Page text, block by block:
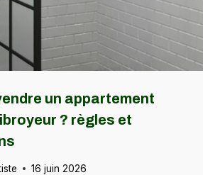
un appartement
? règles et
16 juin 2026